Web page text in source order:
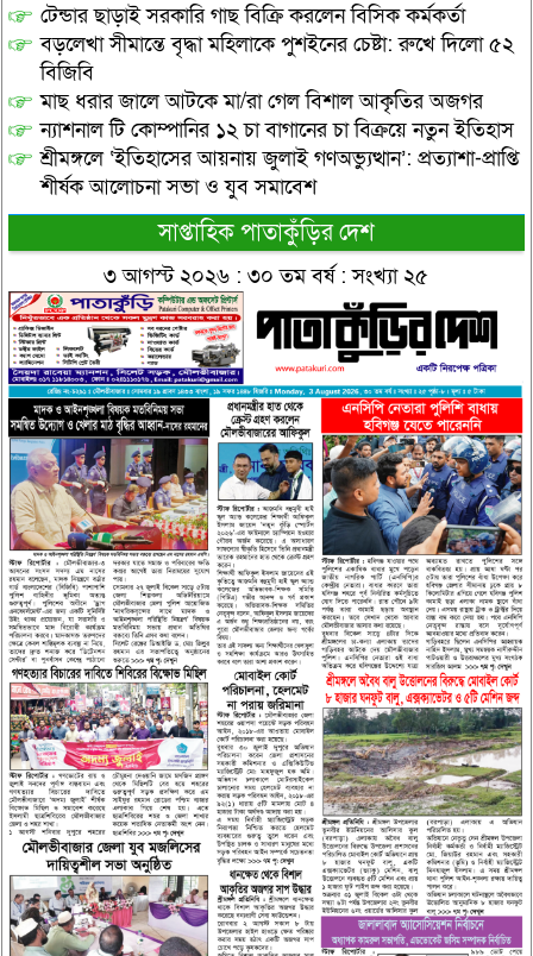
টেন্ডার ছাড়াই সরকারি গাছ বিক্রি করলেন বিসিক কর্মকর্তা
বড়লেখা সীমান্তে বৃদ্ধা মহিলাকে পুশইনের চেষ্টা: রুখে দিলো ৫২
বিজিবি
মাছ ধরার জালে আটকে মা/রা গেল বিশাল আকৃতির অজগর
ন্যাশনাল টি কোম্পানির ১২ চা বাগানের চা বিক্রয়ে নতুন ইতিহাস
শ্রীমঙ্গলে ‘ইতিহাসের আয়নায় জুলাই গণঅভ্যুত্থান’: প্রত্যাশা-প্রাপ্তি
শীর্ষক আলোচনা সভা ও যুব সমাবেশ
সাপ্তাহিক পাতাকুঁড়ির দেশ
৩ আগস্ট ২০২৬ : ৩০ তম বর্ষ : সংখ্যা ২৫